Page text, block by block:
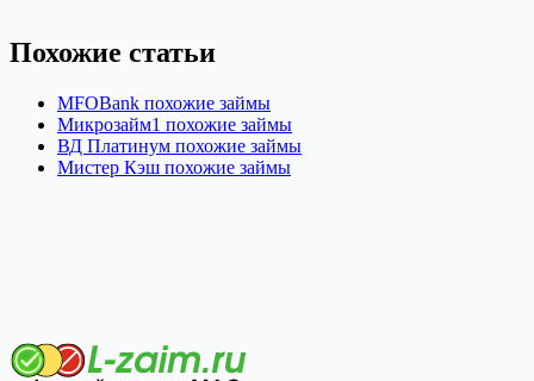
Похожие статьи
MFOBank похожие займы
Микрозайм1 похожие займы
ВД Платинум похожие займы
Мистер Кэш похожие займы